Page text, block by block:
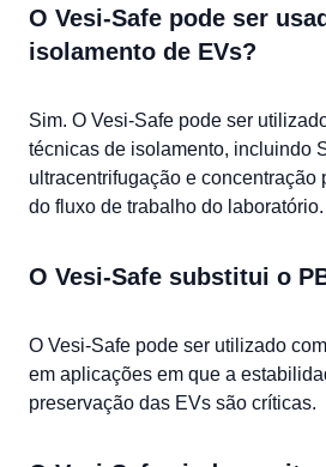
O Vesi-Safe pode ser
isolamento de EVs?
Sim. O Vesi-Safe pode ser
técnicas de isolamento, incluindo
ultracentrifugação e concentração
do fluxo de trabalho do laboratório.
O Vesi-Safe substitui o
O Vesi-Safe pode ser utilizado
em aplicações em que a
preservação das EVs são críticas.